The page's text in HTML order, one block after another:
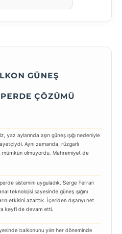
GÜNEŞ
ÇÖZÜMÜ
aylarında aşırı güneş ışığı nedeniyle
Aynı zamanda, rüzgarlı
olmuyordu. Mahremiyet de
sistemini uyguladık. Serge Ferrari
teknolojisi sayesinde güneş ışığını
etkisini azalttık. İçeriden dışarıyı net
keyfi de devam etti.
balkonunu yılın her döneminde